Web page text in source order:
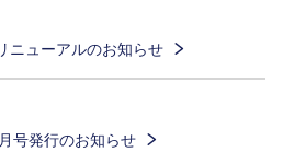
ニューアルのお知らせ
号発行のお知らせ